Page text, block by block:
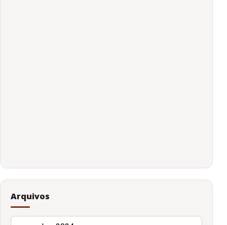
Arquivos
Arquivos